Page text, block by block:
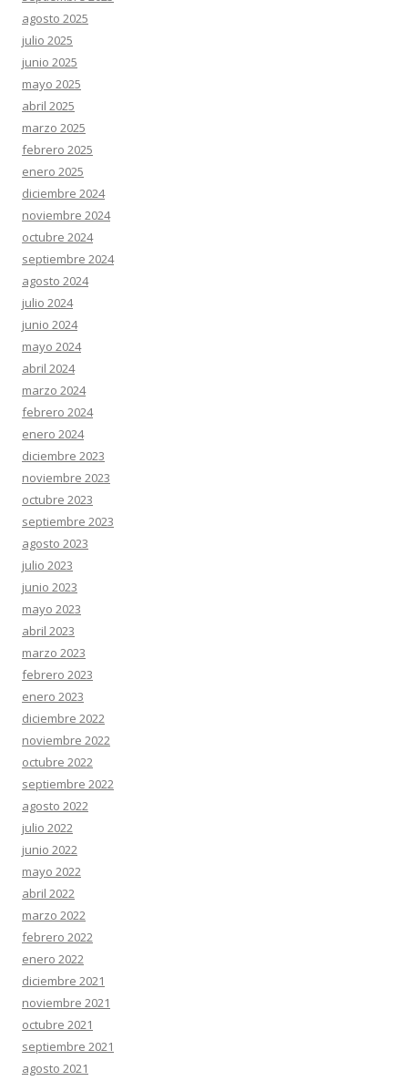
agosto 2025
julio 2025
junio 2025
mayo 2025
abril 2025
marzo 2025
febrero 2025
enero 2025
diciembre 2024
noviembre 2024
octubre 2024
septiembre 2024
agosto 2024
julio 2024
junio 2024
mayo 2024
abril 2024
marzo 2024
febrero 2024
enero 2024
diciembre 2023
noviembre 2023
octubre 2023
septiembre 2023
agosto 2023
julio 2023
junio 2023
mayo 2023
abril 2023
marzo 2023
febrero 2023
enero 2023
diciembre 2022
noviembre 2022
octubre 2022
septiembre 2022
agosto 2022
julio 2022
junio 2022
mayo 2022
abril 2022
marzo 2022
febrero 2022
enero 2022
diciembre 2021
noviembre 2021
octubre 2021
septiembre 2021
agosto 2021